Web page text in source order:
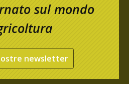
sul mondo
newsletter